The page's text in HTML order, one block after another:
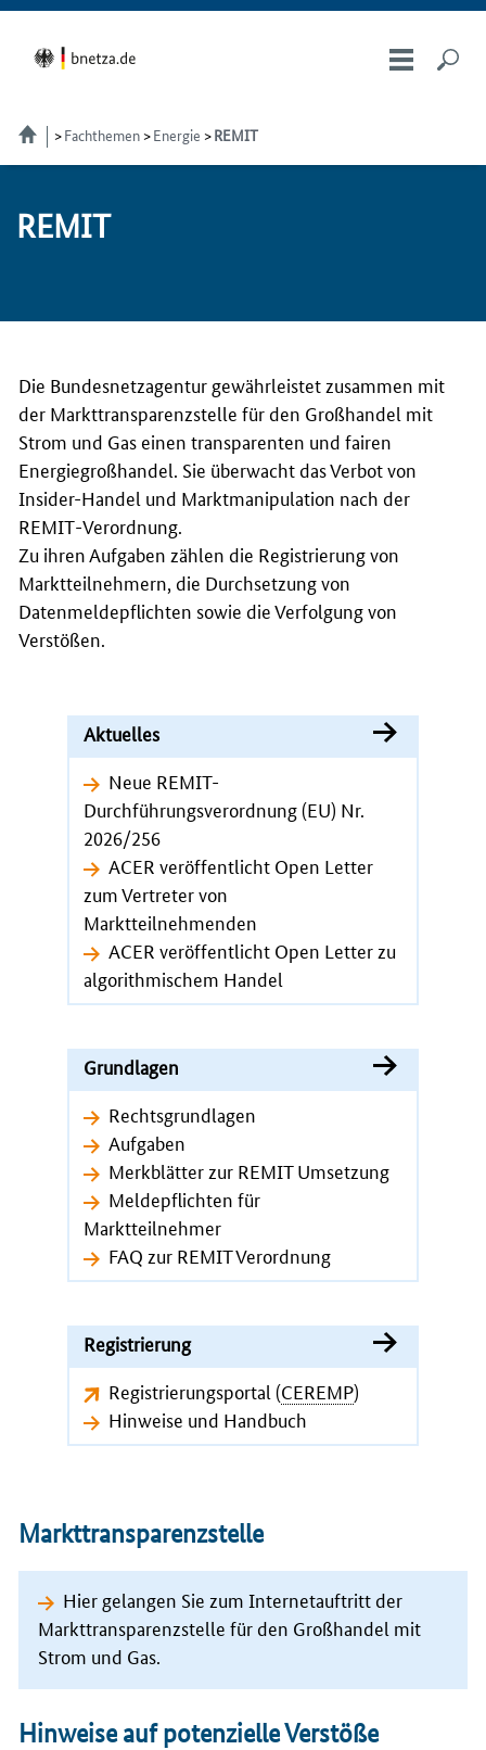
Fachthemen Energie REMIT
RE­MIT
Die Bundesnetzagentur gewährleistet zusammen mit
der Markttransparenzstelle für den Großhandel mit
Strom und Gas einen transparenten und fairen
Energiegroßhandel. Sie überwacht das Verbot von
Insider-Handel und Marktmanipulation nach der
REMIT-Verordnung.
Zu ihren Aufgaben zählen die Registrierung von
Marktteilnehmern, die Durchsetzung von
Datenmeldepflichten sowie die Verfolgung von
Verstößen.
Aktuelles
Neue REMIT-
Durchführungsverordnung (EU) Nr.
2026/256
ACER veröffentlicht Open Letter
zum Vertreter von
Marktteilnehmenden
ACER veröffentlicht Open Letter zu
algorithmischem Handel
Grundlagen
Rechtsgrundlagen
Aufgaben
Merkblätter zur REMIT Umsetzung
Meldepflichten für
Marktteilnehmer
FAQ zur REMIT Verordnung
Registrierung
Registrierungsportal (CEREMP)
Hinweise und Handbuch
Markttransparenzstelle
Hier gelangen Sie zum Internetauftritt der
Markttransparenzstelle für den Großhandel mit
Strom und Gas.
Hinweise auf potenzielle Verstöße